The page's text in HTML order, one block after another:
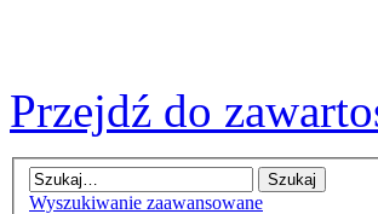
Przejdź do
Wyszukiwanie zaawansowane